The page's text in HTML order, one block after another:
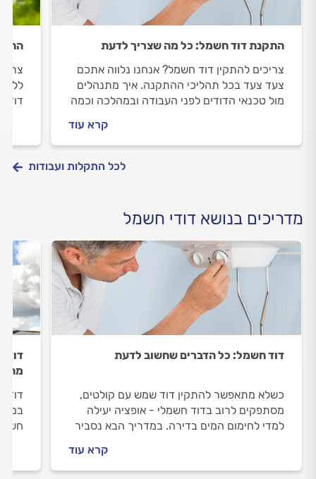
התקנת דוד חשמל: כל מה שצריך לדעת
צריכים להתקין דוד חשמל? אנחנו נלווה אתכם
צעד צעד בכל תהליכי ההתקנה. איך מתנהלים
מול טכנאי הדודים לפני העבודה ובמהלכה וכמה
קרא עוד
דוד
לכל התקלות ועבודות
מדריכים בנושא דודי חשמל
דוד חשמל: כל הדברים שחשוב לדעת
כשלא מתאפשר להתקין דוד שמש עם קולטים,
מסתפקים לרוב בדוד חשמלי - אופציה יעילה
למדי לחימום המים בדירה. במדריך הבא נסביר
חשמל ומה עושים לפני התקנת דוד חשמל?
קרא עוד
דוד
דוד